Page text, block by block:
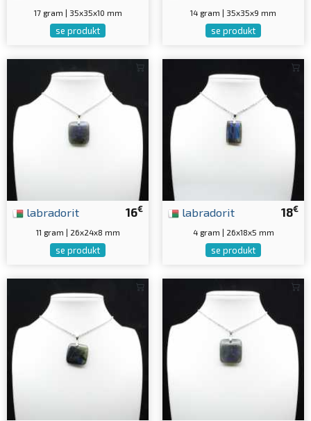
17 gram | 35x35x10 mm
se produkt
14 gram | 35x35x9 mm
se produkt
16€
labradorit
11 gram | 26x24x8 mm
se produkt
18€
labradorit
4 gram | 26x18x5 mm
se produkt